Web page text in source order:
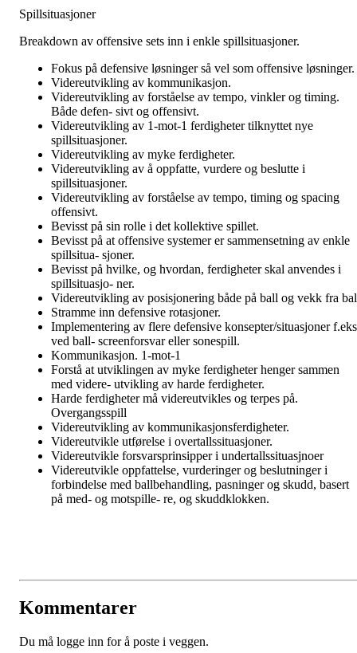
Spillsituasjoner
Breakdown av offensive sets inn i enkle spillsituasjoner.
Fokus på defensive løsninger så vel som offensive løsninger.
Videreutvikling av kommunikasjon.
Videreutvikling av forståelse av tempo, vinkler og timing.
Både defen- sivt og offensivt.
Videreutvikling av 1-mot-1 ferdigheter tilknyttet nye
spillsituasjoner.
Videreutvikling av myke ferdigheter.
Videreutvikling av å oppfatte, vurdere og beslutte i
spillsituasjoner.
Videreutvikling av forståelse av tempo, timing og spacing
offensivt.
Bevisst på sin rolle i det kollektive spillet.
Bevisst på at offensive systemer er sammensetning av enkle
spillsitua- sjoner.
Bevisst på hvilke, og hvordan, ferdigheter skal anvendes i
spillsituasjo- ner.
Videreutvikling av posisjonering både på ball og vekk fra
Stramme inn defensive rotasjoner.
Implementering av flere defensive konsepter/situasjoner
ved ball- screenforsvar eller sonespill.
Kommunikasjon. 1-mot-1
Forstå at utviklingen av myke ferdigheter henger sammen
med videre- utvikling av harde ferdigheter.
Harde ferdigheter må videreutvikles og terpes på.
Overgangsspill
Videreutvikling av kommunikasjonsferdigheter.
Videreutvikle utførelse i overtallssituasjoner.
Videreutvikle forsvarsprinsipper i undertallssituasjnoer
Videreutvikle oppfattelse, vurderinger og beslutninger i
forbindelse med ballbehandling, pasninger og skudd, basert
på med- og motspille- re, og skuddklokken.
Kommentarer
Du må logge inn for å poste i veggen.